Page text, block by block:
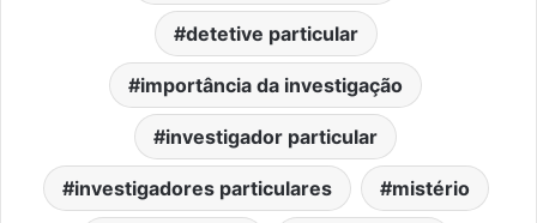
detetive particular
importância da investigação
investigador particular
investigadores particulares mistério